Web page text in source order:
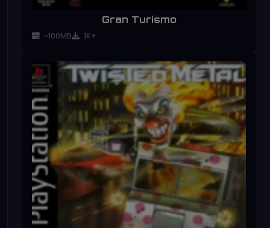
Gran Turismo
~100MB 1K+